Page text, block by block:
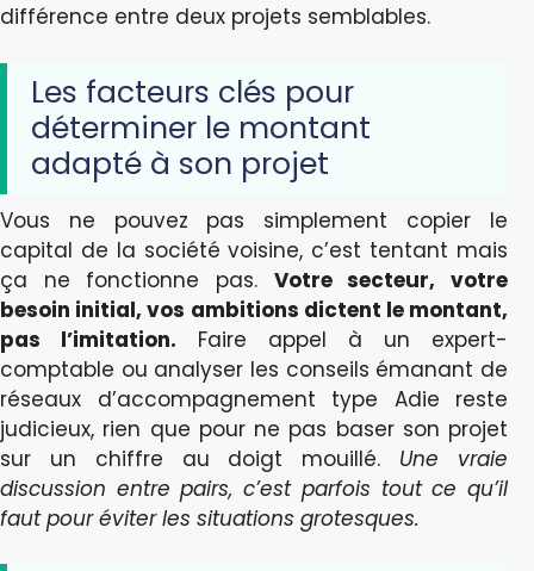
différence entre deux projets semblables.
Les facteurs clés pour
déterminer le montant
adapté à son projet
Vous ne pouvez pas simplement copier le
capital de la société voisine, c’est tentant mais
ça ne fonctionne pas. Votre secteur, votre
besoin initial, vos ambitions dictent le montant,
pas l’imitation. Faire appel à un expert-
comptable ou analyser les conseils émanant de
réseaux d’accompagnement type Adie reste
judicieux, rien que pour ne pas baser son projet
sur un chiffre au doigt mouillé. Une vraie
discussion entre pairs, c’est parfois tout ce qu’il
faut pour éviter les situations grotesques.